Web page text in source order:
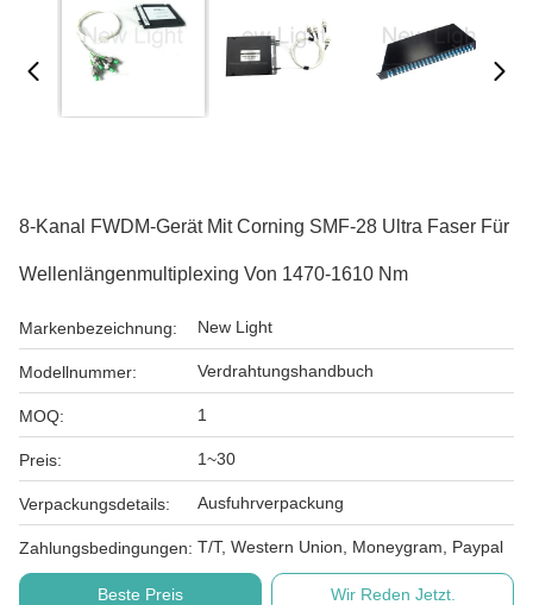
8-Kanal FWDM-Gerät Mit Corning SMF-28 Ultra Faser Für
Wellenlängenmultiplexing Von 1470-1610 Nm
Markenbezeichnung: New Light
Modellnummer: Verdrahtungshandbuch
MOQ: 1
Preis: 1~30
Verpackungsdetails: Ausfuhrverpackung
Zahlungsbedingungen: T/T, Western Union, Moneygram, Paypal
Beste Preis Wir Reden Jetzt.